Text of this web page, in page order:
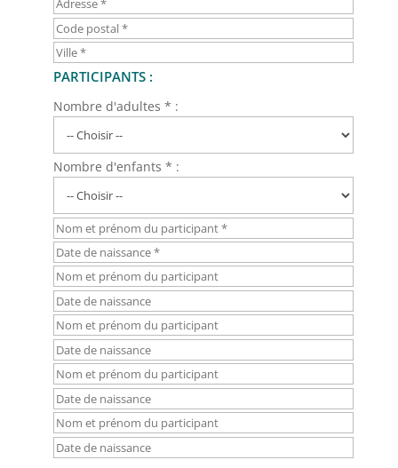
PARTICIPANTS :
Nombre d'adultes * :
Nombre d'enfants * :